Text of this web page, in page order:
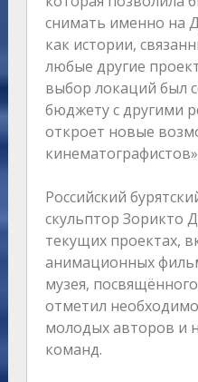
снимать именно на
как истории,
любые другие
выбор локаций был
бюджету с другими
откроет новые
Российский
скульптор Зорикто
текущих проектах,
анимационных
музея,
отметил
молодых авторов и
команд.